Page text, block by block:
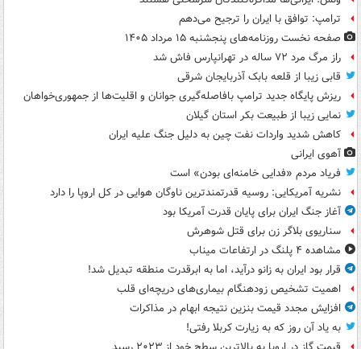
ترامپ: توافق با ایران را ترجیح می‌دهم
صفحه نخست روزنامه‌های پنجشنبه ۱۵ مرداد ۱۴۰۵
راز مرگ مرد ۷۲ ساله در تهرانپارس فاش شد
قابی زیبا از قلعه بابک آذربایجان شرقی
ریزش پایگاه جدید ترامپ بافاصله‌گیری جوانان و اقلیت‌ها از جمهوری‌خواهان
نمایی زیبا از طبیعت بکر استان گیلان
کاهش شدید واردات نفت چین به دلیل جنگ علیه ایران
آهوی ایرانی
فریاد مردم «فدایی خامنه‌ای بودن» است
نشریه آمریکایی: روسیه قدرتمندترین ناوگان هوایی در کل اروپا را دارد
آغاز جنگ ایران برای پایان قدرت آمریکا بود
سناریوی بلاگر زن برای قتل شوهرش
مشاهده ۴ پلنگ در ارتفاعات میناب
قرار بود ایران به زانو درآید، اما به ابرقدرت منطقه تبدیل شد!
اهمیت تشخیص زودهنگام بیماری‌های دریچه‌ای قلب
افزایش مجدد قیمت بنزین نتیجه ابهام در مذاکرات
به یاد آن روز که به زیارت کربلا رفتی!